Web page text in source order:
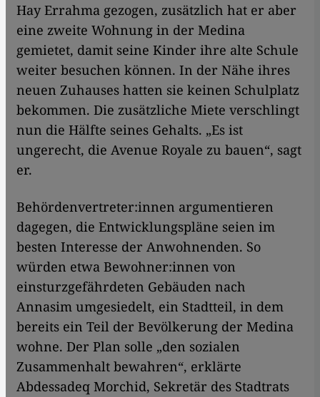
Hay Errahma gezogen, zusätzlich hat er aber
eine zweite Wohnung in der Medina
gemietet, damit seine Kinder ihre alte Schule
weiter besuchen können. In der Nähe ihres
neuen Zuhauses hatten sie keinen Schulplatz
bekommen. Die zusätzliche Miete verschlingt
nun die Hälfte seines Gehalts. „Es ist
ungerecht, die Avenue Royale zu bauen“, sagt
er.
Behördenvertreter:innen argumentieren
dagegen, die Entwicklungspläne seien im
besten Interesse der Anwohnenden. So
würden etwa Bewohner:innen von
einsturzgefährdeten Gebäuden nach
Annasim umgesiedelt, ein Stadtteil, in dem
bereits ein Teil der Bevölkerung der Medina
wohne. Der Plan solle „den sozialen
Zusammenhalt bewahren“, erklärte
Abdessadeq Morchid, Sekretär des Stadtrats